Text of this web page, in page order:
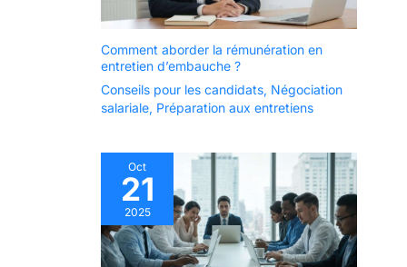
Comment aborder la rémunération en
entretien d’embauche ?
Conseils pour les candidats, Négociation
salariale, Préparation aux entretiens
Oct
21
2025